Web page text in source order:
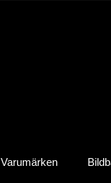
Varumärken